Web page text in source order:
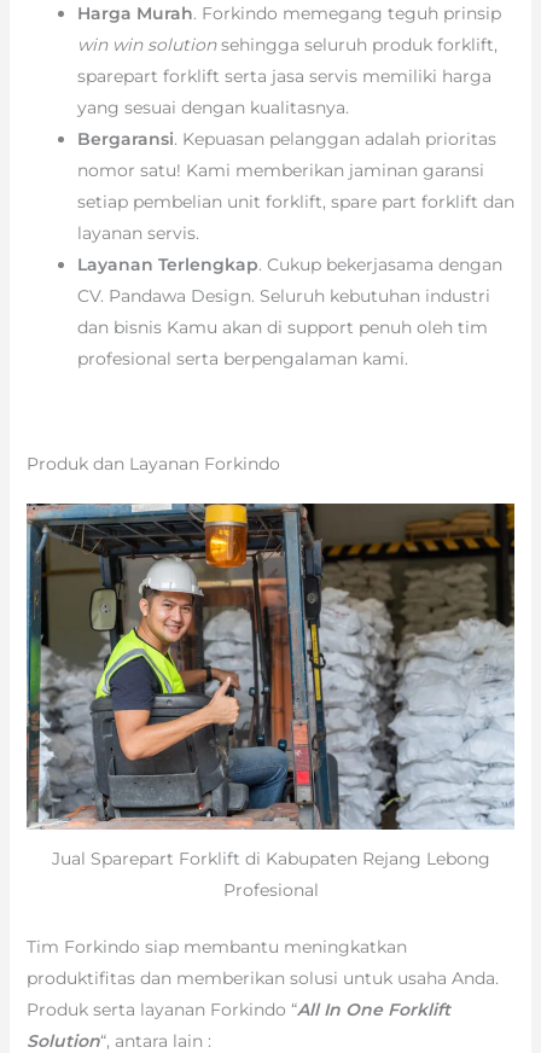
Harga Murah. Forkindo memegang teguh prinsip
win win solutionsehingga seluruh produk forklift,
sparepart forklift serta jasa servis memiliki harga
yang sesuai dengan kualitasnya.
Bergaransi. Kepuasan pelanggan adalah prioritas
nomor satu! Kami memberikan jaminan garansi
setiap pembelian unit forklift, spare part forklift dan
layanan servis.
Layanan Terlengkap. Cukup bekerjasama dengan
CV. Pandawa Design. Seluruh kebutuhan industri
dan bisnis Kamu akan di support penuh oleh tim
profesional serta berpengalaman kami.
Produk dan Layanan Forkindo
Jual Sparepart Forklift di Kabupaten Rejang Lebong
Profesional
Tim Forkindo siap membantu meningkatkan
produktifitas dan memberikan solusi untuk usaha Anda.
Produk serta layanan Forkindo “All In One Forklift
Solution“, antara lain :